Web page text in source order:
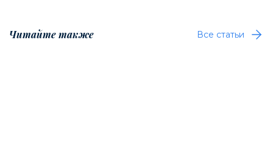
Читайте также Все статьи